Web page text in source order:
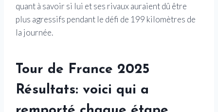
quant à savoir si lui et ses rivaux auraient dû être
plus agressifs pendant le défi de 199 kilomètres de
la journée.
Tour de France 2025
Résultats: voici qui a